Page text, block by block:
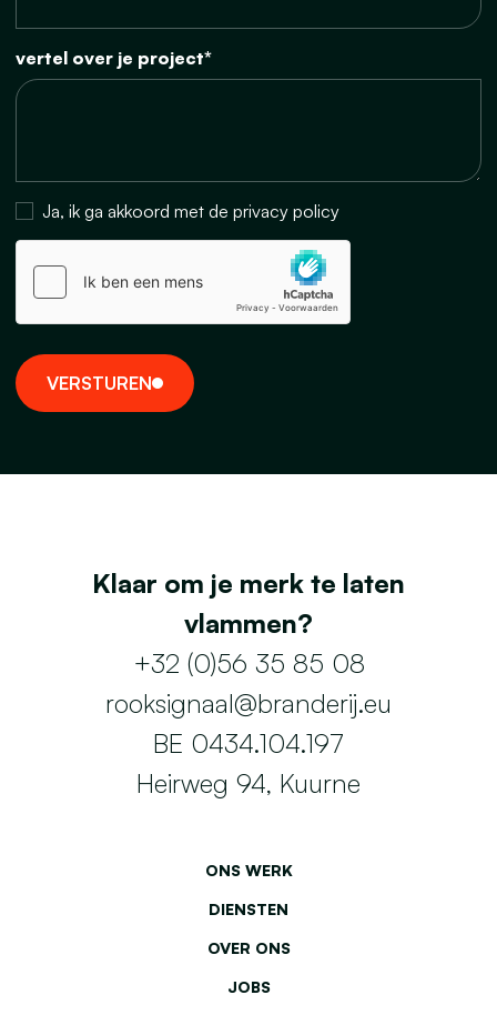
vertel over je project*
Ja, ik ga akkoord met de privacy policy
VERSTUREN
Klaar om je merk te laten
vlammen?
+32 (0)56 35 85 08
rooksignaal@branderij.eu
BE 0434.104.197
Heirweg 94, Kuurne
ONS WERK
DIENSTEN
OVER ONS
JOBS